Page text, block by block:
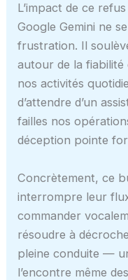
L’impact de ce
Google Gemini ne
frustration. Il
autour de la fiabilité
nos activités
d’attendre d’un
failles nos
déception pointe
Concrètement, ce
interrompre leur
commander
résoudre à
pleine conduite —
l’encontre même